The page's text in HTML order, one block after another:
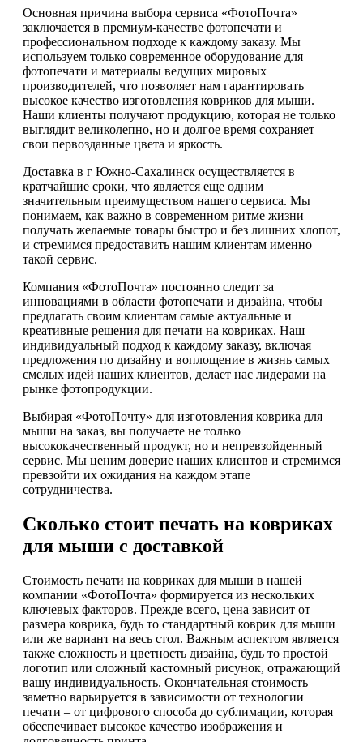
Основная причина выбора сервиса «ФотоПочта»
заключается в премиум-качестве фотопечати и
профессиональном подходе к каждому заказу. Мы
используем только современное оборудование для
фотопечати и материалы ведущих мировых
производителей, что позволяет нам гарантировать
высокое качество изготовления ковриков для мыши.
Наши клиенты получают продукцию, которая не только
выглядит великолепно, но и долгое время сохраняет
свои первозданные цвета и яркость.
Доставка в г Южно-Сахалинск осуществляется в
кратчайшие сроки, что является еще одним
значительным преимуществом нашего сервиса. Мы
понимаем, как важно в современном ритме жизни
получать желаемые товары быстро и без лишних хлопот,
и стремимся предоставить нашим клиентам именно
такой сервис.
Компания «ФотоПочта» постоянно следит за
инновациями в области фотопечати и дизайна, чтобы
предлагать своим клиентам самые актуальные и
креативные решения для печати на ковриках. Наш
индивидуальный подход к каждому заказу, включая
предложения по дизайну и воплощение в жизнь самых
смелых идей наших клиентов, делает нас лидерами на
рынке фотопродукции.
Выбирая «ФотоПочту» для изготовления коврика для
мыши на заказ, вы получаете не только
высококачественный продукт, но и непревзойденный
сервис. Мы ценим доверие наших клиентов и стремимся
превзойти их ожидания на каждом этапе
сотрудничества.
Сколько стоит печать на ковриках
для мыши с доставкой
Стоимость печати на ковриках для мыши в нашей
компании «ФотоПочта» формируется из нескольких
ключевых факторов. Прежде всего, цена зависит от
размера коврика, будь то стандартный коврик для мыши
или же вариант на весь стол. Важным аспектом является
также сложность и цветность дизайна, будь то простой
логотип или сложный кастомный рисунок, отражающий
вашу индивидуальность. Окончательная стоимость
заметно варьируется в зависимости от технологии
печати – от цифрового способа до сублимации, которая
обеспечивает высокое качество изображения и